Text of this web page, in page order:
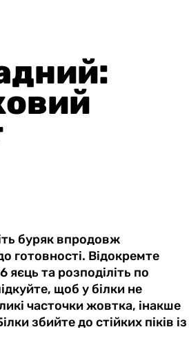
буряк впродовж
готовності. Відокремте
яєць та розподіліть по
щоб у білки не
часточки жовтка, інакше
збийте до стійких піків із